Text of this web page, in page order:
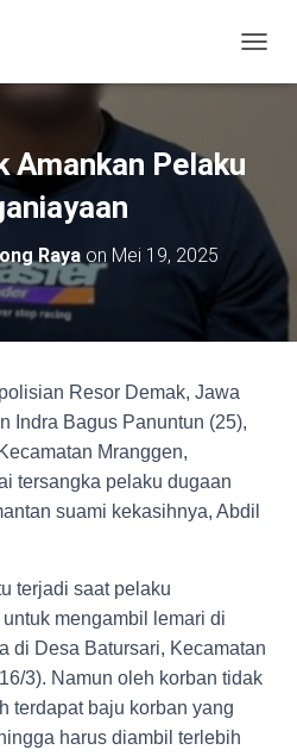
Amankan Pelaku
Rayaon Mei 19, 2025
Resor Demak, Jawa
Indra Bagus Panuntun (25),
Mranggen,
tersangka pelaku dugaan
suami kekasihnya, Abdil
terjadi saat pelaku
mengambil lemari di
di Desa Batursari, Kecamatan
3). Namun oleh korban tidak
terdapat baju korban yang
harus diambil terlebih